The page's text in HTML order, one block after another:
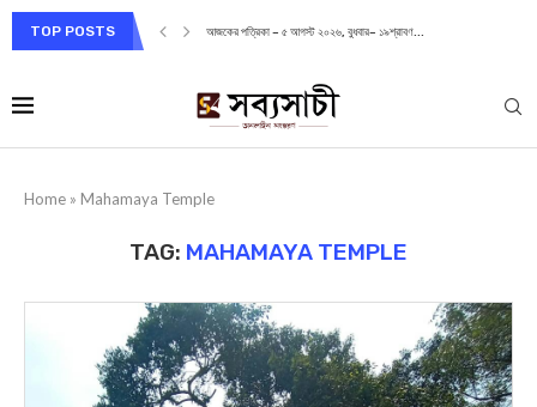
TOP POSTS আজকের পত্রিকা – ৫ আগস্ট ২০২৬, বুধবার– ১৯শ্রাবণ...
Home » Mahamaya Temple
TAG: MAHAMAYA TEMPLE